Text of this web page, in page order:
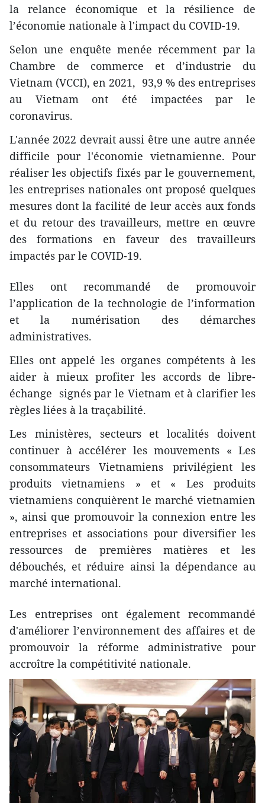
la relance économique et la résilience de
l’économie nationale à l'impact du COVID-19.
Selon une enquête menée récemment par la
Chambre de commerce et d’industrie du
Vietnam (VCCI), en 2021, 93,9 % des entreprises
au Vietnam ont été impactées par le
coronavirus.
L'année 2022 devrait aussi être une autre année
difficile pour l'économie vietnamienne. Pour
réaliser les objectifs fixés par le gouvernement,
les entreprises nationales ont proposé quelques
mesures dont la facilité de leur accès aux fonds
et du retour des travailleurs, mettre en œuvre
des formations en faveur des travailleurs
impactés par le COVID-19.
Elles ont recommandé de promouvoir
l’application de la technologie de l’information
et la numérisation des démarches
administratives.
Elles ont appelé les organes compétents à les
aider à mieux profiter les accords de libre-
échange signés par le Vietnam et à clarifier les
règles liées à la traçabilité.
Les ministères, secteurs et localités doivent
continuer à accélérer les mouvements « Les
consommateurs Vietnamiens privilégient les
produits vietnamiens » et « Les produits
vietnamiens conquièrent le marché vietnamien
», ainsi que promouvoir la connexion entre les
entreprises et associations pour diversifier les
ressources de premières matières et les
débouchés, et réduire ainsi la dépendance au
marché international.
Les entreprises ont également recommandé
d'améliorer l’environnement des affaires et de
promouvoir la réforme administrative pour
accroître la compétitivité nationale.